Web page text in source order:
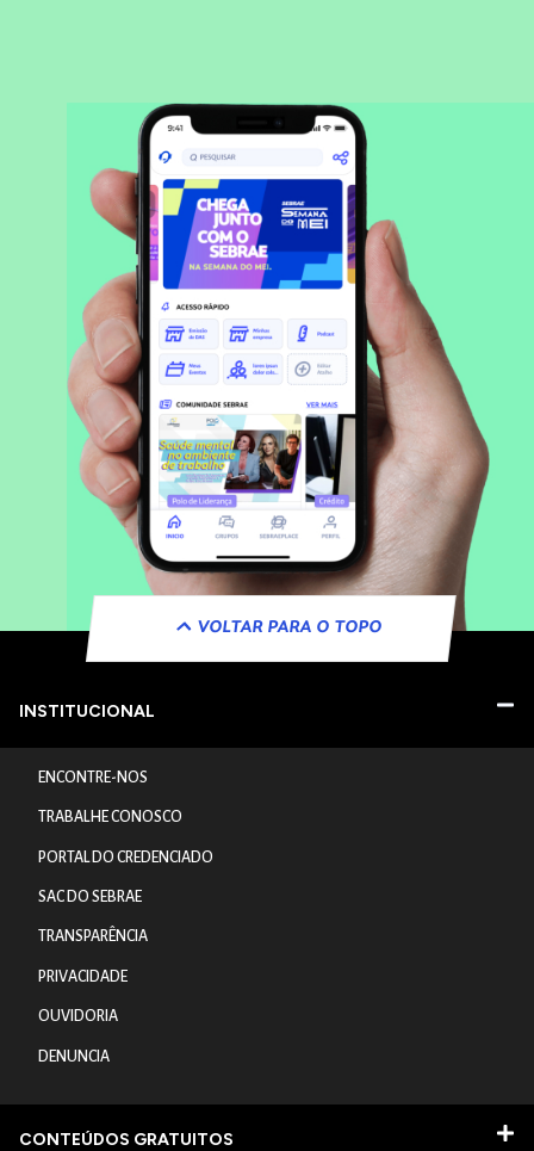
VOLTAR PARA O TOPO
INSTITUCIONAL
ENCONTRE-NOS
TRABALHE CONOSCO
PORTAL DO CREDENCIADO
SAC DO SEBRAE
TRANSPARÊNCIA
PRIVACIDADE
OUVIDORIA
DENUNCIA
CONTEÚDOS GRATUITOS